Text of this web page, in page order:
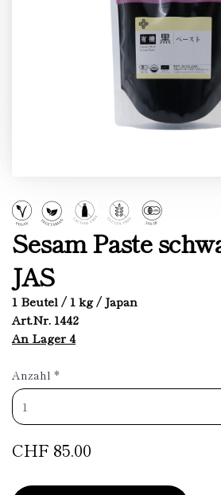
Sesam Paste
JAS
1 Beutel / 1 kg / Japan
Art.Nr. 1442
An Lager 4
Anzahl *
CHF 85.00